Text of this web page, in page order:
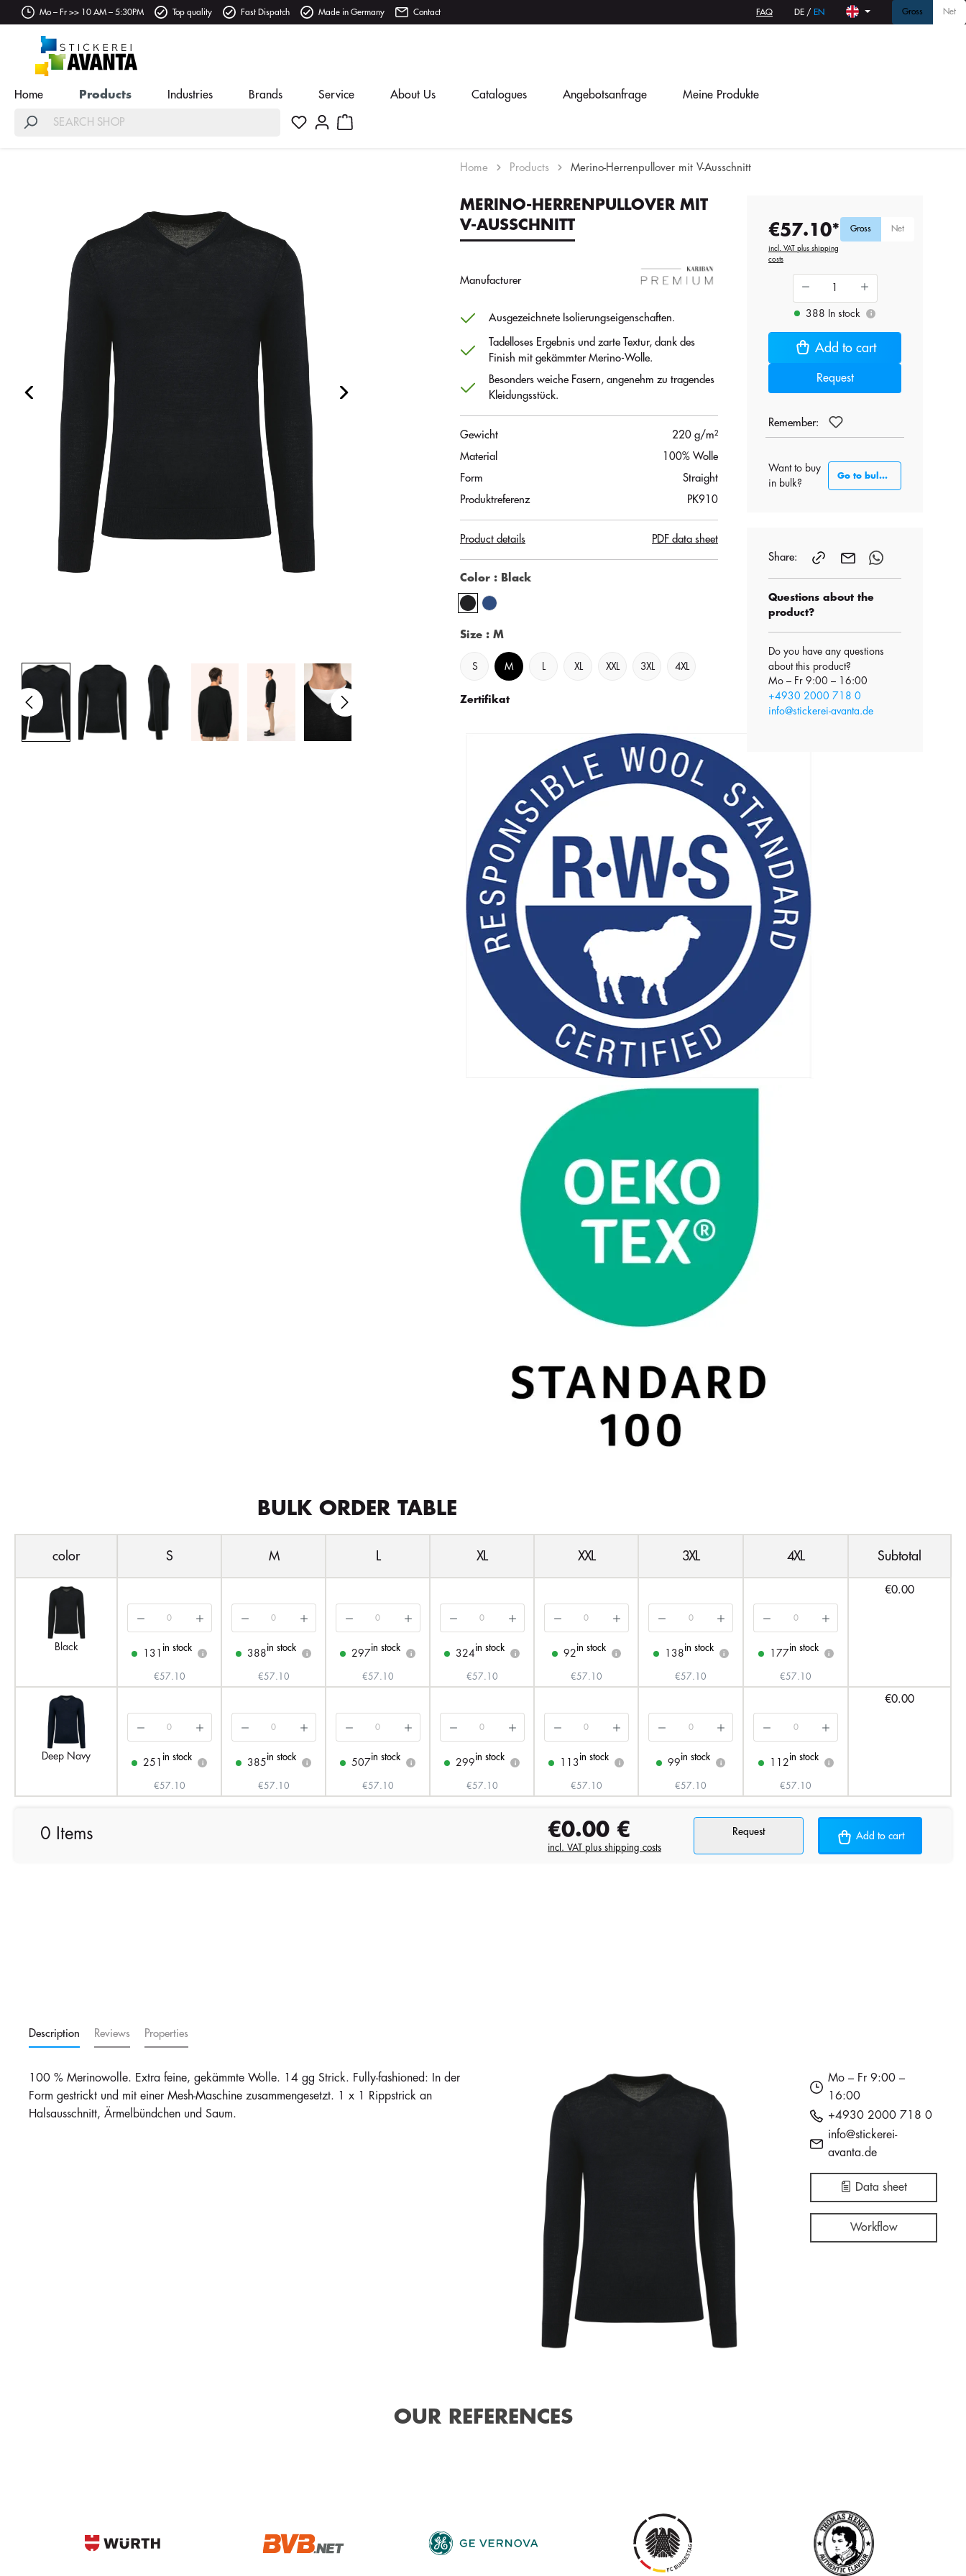
Mo – Fr >> 10 AM – 5:30PM Top quality Fast Dispatch Made in Germany Contact FAQ DE / EN Gross Net
Home Products Industries Brands Service About Us Catalogues Angebotsanfrage Meine Produkte
Home Products Merino-Herrenpullover mit V-Ausschnitt
MERINO-HERRENPULLOVER MIT
V-AUSSCHNITT
Manufacturer
Ausgezeichnete Isolierungseigenschaften.
Tadelloses Ergebnis und zarte Textur, dank des
Finish mit gekämmter Merino-Wolle.
Besonders weiche Fasern, angenehm zu tragendes
Kleidungsstück.
Gewicht
220 g/m²
Material
100% Wolle
Form
Straight
Produktreferenz
PK910
Product details PDF data sheet
Color : Black
Size : M
S M XL XXL 3XL 4XL
Zertifikat
€57.10*
incl. VAT plus shipping
costs
Gross Net
388 In stock i
Add to cart
Request
Remember:
Want to buy
in bulk?
Go to bulk section
Share:
Questions about the
product?
Do you have any questions
about this product?
Mo – Fr 9:00 – 16:00
+4930 2000 718 0
info@stickerei-avanta.de
BULK ORDER TABLE
color S M L XL XXL 3XL 4XL Subtotal
Black
131
in stock
i
€57.10
388
in stock
i
€57.10
297
in stock
i
€57.10
324
in stock
i
€57.10
92
in stock
i
€57.10
138
in stock
i
€57.10
177
in stock
i
€57.10
€0.00
Deep Navy
251
in stock
i
€57.10
385
in stock
i
€57.10
507
in stock
i
€57.10
299
in stock
i
€57.10
113
in stock
i
€57.10
99
in stock
i
€57.10
112
in stock
i
€57.10
€0.00
0 Items €0.00 €
incl. VAT plus shipping costs
Request Add to cart
Description Reviews Properties
100 % Merinowolle. Extra feine, gekämmte Wolle. 14 gg Strick. Fully-fashioned: In der
Form gestrickt und mit einer Mesh-Maschine zusammengesetzt. 1 x 1 Rippstrick an
Halsausschnitt, Ärmelbündchen und Saum.
Mo – Fr 9:00 –
16:00
+4930 2000 718 0
info@stickerei-
avanta.de
Data sheet
Workflow
OUR REFERENCES